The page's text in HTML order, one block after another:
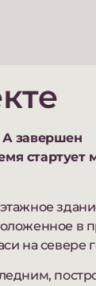
А завершен
стартует
в
на севере